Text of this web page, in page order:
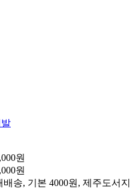
원
원
배송, 기본 4000원, 제주도서지